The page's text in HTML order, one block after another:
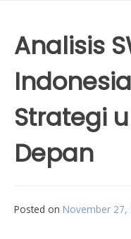
Analisis
Strategi
Depan
Posted on November 27,